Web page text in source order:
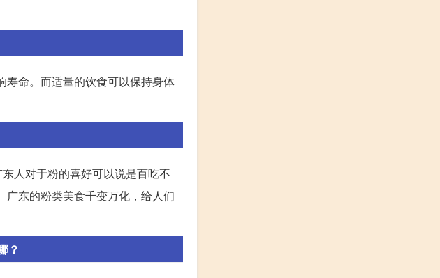
寿命。而适量的饮食可以保持身体
人对于粉的喜好可以说是百吃不
东的粉类美食千变万化，给人们
？